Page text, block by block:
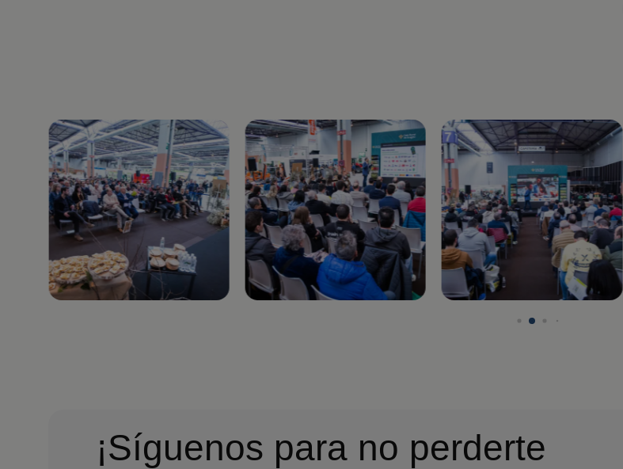
Imagen Imagen Imagen
¡Síguenos para no perderte